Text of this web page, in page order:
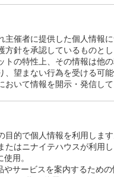
主催者に提供した個人情報
方針を承認しているものとし
トの特性上、その情報は他
、望まない行為を受ける可
おいて情報を開示・発信して
目的で個人情報を利用しま
たはニナイテハウスが利用し
用。
やサービスを案内するため